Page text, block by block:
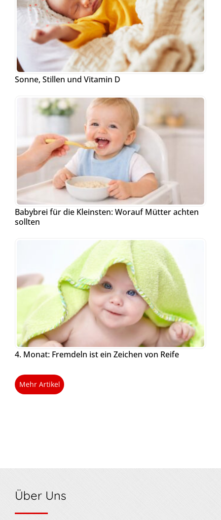
Sonne, Stillen und Vitamin D
Babybrei für die Kleinsten: Worauf Mütter achten
sollten
4. Monat: Fremdeln ist ein Zeichen von Reife
Mehr Artikel
Über Uns